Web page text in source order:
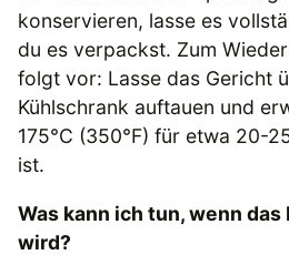
konservieren, lasse es
du es verpackst. Zum
folgt vor: Lasse das Gericht
Kühlschrank auftauen und
175°C (350°F) für etwa 20-
ist.
Was kann ich tun, wenn
wird?